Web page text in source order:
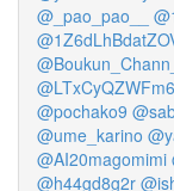
@_pao_pao__
@Boukun_Chann_
@pochako9
@ume_karino
@AI20magomimi
@h44gd8g2r